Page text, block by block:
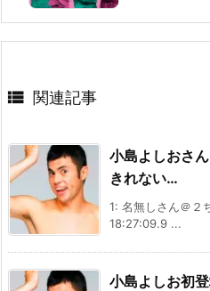
 関連記事
小島よしおさ
きれない…
1: 名無しさん＠２
18:27:09.9 ...
小島よしお初